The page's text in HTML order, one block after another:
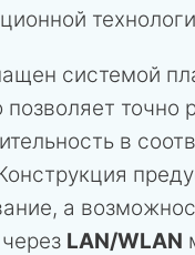
системой
позволяет точно
в
а
LAN/WLAN